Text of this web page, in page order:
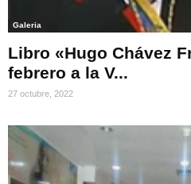
Galeria
Libro «Hugo Chávez
febrero a la V...
27 octubre, 2022